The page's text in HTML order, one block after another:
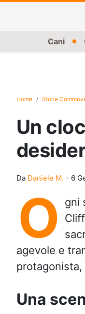
Cani
Home Storie
Un
Da Daniele M. - 6
O
gni
agevole e
protagonista,
Una